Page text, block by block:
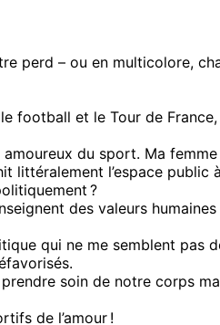
perd – ou en multicolore,
football et le Tour de
du sport. Ma femme
littéralement l’espace public
?
des valeurs
qui ne me semblent pas
soin de notre corps
de l’amour !